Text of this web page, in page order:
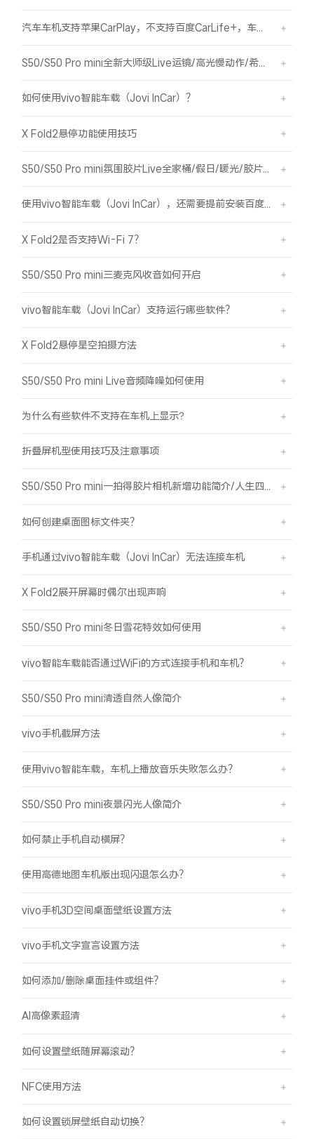
S50/S50 Pro mini全新大师级Live运镜/高光慢动作/希区柯克/变焦运镜简介
如何使用vivo智能车载（Jovi InCar）？
X Fold2悬停功能使用技巧
使用vivo智能车载（Jovi InCar），还需要提前安装百度CarLife+软件吗？
X Fold2是否支持Wi-Fi 7？
S50/S50 Pro mini三麦克风收音如何开启
vivo智能车载（Jovi InCar）支持运行哪些软件？
X Fold2悬停星空拍摄方法
S50/S50 Pro mini Live音频降噪如何使用
为什么有些软件不支持在车机上显示?
折叠屏机型使用技巧及注意事项
S50/S50 Pro mini一拍得胶片相机新增功能简介/人生四格如何拍摄
如何创建桌面图标文件夹？
手机通过vivo智能车载（Jovi InCar）无法连接车机
X Fold2展开屏幕时偶尔出现声响
S50/S50 Pro mini冬日雪花特效如何使用
vivo智能车载能否通过WiFi的方式连接手机和车机？
S50/S50 Pro mini清透自然人像简介
vivo手机截屏方法
使用vivo智能车载，车机上播放音乐失败怎么办？
S50/S50 Pro mini夜景闪光人像简介
如何禁止手机自动横屏？
使用高德地图车机版出现闪退怎么办？
vivo手机3D空间桌面壁纸设置方法
vivo手机文字宣言设置方法
如何添加/删除桌面挂件或组件？
AI高像素超清
如何设置壁纸随屏幕滚动？
NFC使用方法
如何设置锁屏壁纸自动切换？